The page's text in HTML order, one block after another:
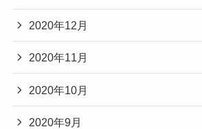
2020年12月
2020年11月
2020年10月
2020年9月